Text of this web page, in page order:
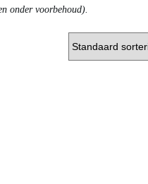
onder voorbehoud).